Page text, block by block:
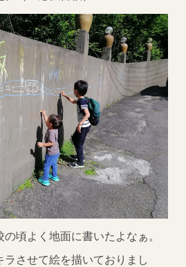
頃よく地面に書いたよなぁ。
ラさせて絵を描いておりまし